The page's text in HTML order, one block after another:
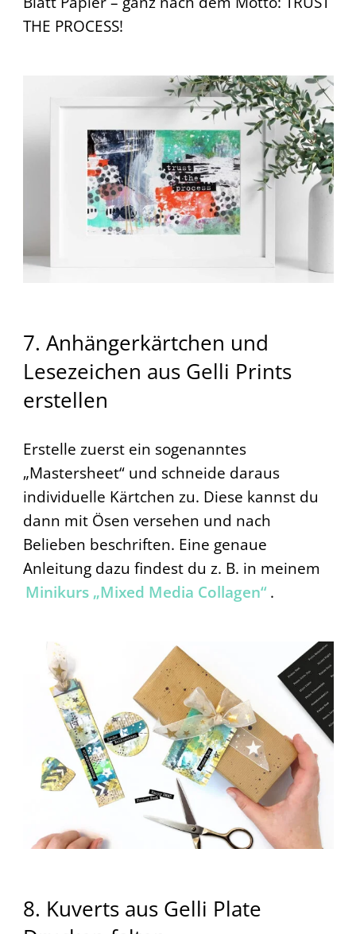
THE PROCESS!
7. Anhängerkärtchen und
Lesezeichen aus Gelli Prints
erstellen
Erstelle zuerst ein sogenanntes
„Mastersheet“ und schneide daraus
individuelle Kärtchen zu. Diese kannst du
dann mit Ösen versehen und nach
Belieben beschriften. Eine genaue
Anleitung dazu findest du z. B. in meinem
Minikurs „Mixed Media Collagen“.
8. Kuverts aus Gelli Plate